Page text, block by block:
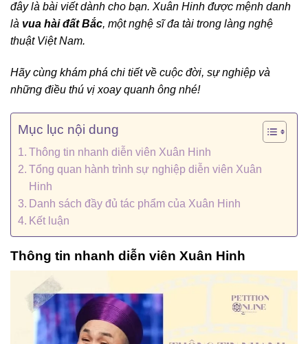
đây là bài viết dành cho bạn. Xuân Hinh được mệnh danh
là vua hài đất Bắc, một nghệ sĩ đa tài trong làng nghệ
thuật Việt Nam.
Hãy cùng khám phá chi tiết về cuộc đời, sự nghiệp và
những điều thú vị xoay quanh ông nhé!
Mục lục nội dung
Thông tin nhanh diễn viên Xuân Hinh
Tổng quan hành trình sự nghiệp diễn viên Xuân
Hinh
Danh sách đầy đủ tác phẩm của Xuân Hinh
Kết luận
Thông tin nhanh diễn viên Xuân Hinh